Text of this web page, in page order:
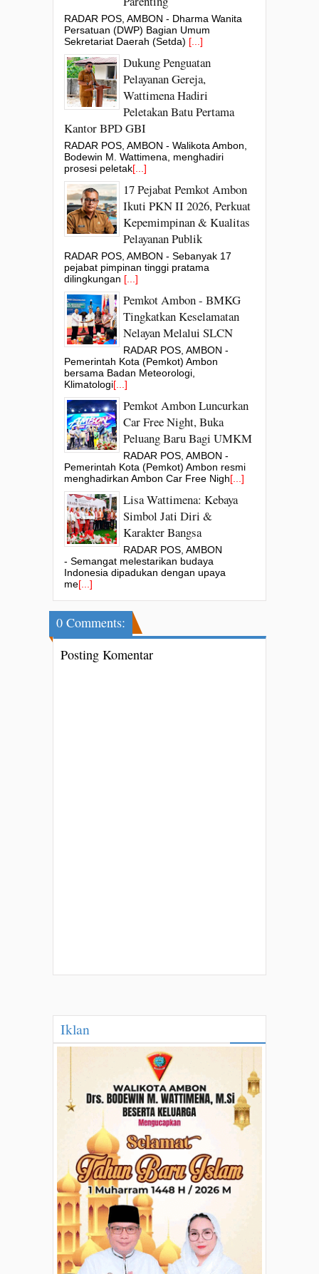
RADAR POS, AMBON - Dharma Wanita
Persatuan (DWP) Bagian Umum
Sekretariat Daerah (Setda) [...]
Dukung Penguatan
Pelayanan Gereja,
Wattimena Hadiri
Peletakan Batu Pertama
Kantor BPD GBI
RADAR POS, AMBON - Walikota Ambon,
Bodewin M. Wattimena, menghadiri
prosesi peletak[...]
17 Pejabat Pemkot Ambon
Ikuti PKN II 2026, Perkuat
Kepemimpinan & Kualitas
Pelayanan Publik
RADAR POS, AMBON - Sebanyak 17
pejabat pimpinan tinggi pratama
dilingkungan [...]
Pemkot Ambon - BMKG
Tingkatkan Keselamatan
Nelayan Melalui SLCN
RADAR POS, AMBON -
Pemerintah Kota (Pemkot) Ambon
bersama Badan Meteorologi,
Klimatologi[...]
Pemkot Ambon Luncurkan
Car Free Night, Buka
Peluang Baru Bagi UMKM
RADAR POS, AMBON -
Pemerintah Kota (Pemkot) Ambon resmi
menghadirkan Ambon Car Free Nigh[...]
Lisa Wattimena: Kebaya
Simbol Jati Diri &
Karakter Bangsa
RADAR POS, AMBON
- Semangat melestarikan budaya
Indonesia dipadukan dengan upaya
me[...]
0 Comments:
Posting Komentar
Iklan